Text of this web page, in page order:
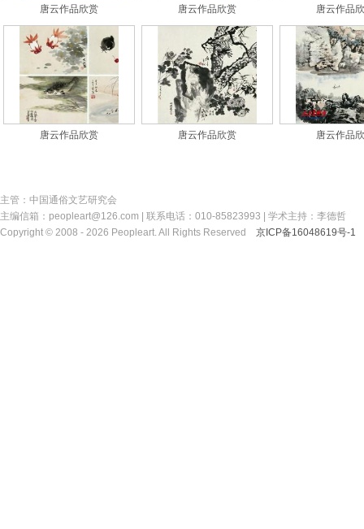
唐云作品欣赏 唐云作品欣赏 唐云作品
唐云作品欣赏 唐云作品欣赏 唐云作品
主管：中国通俗文艺研究会
主编信箱：peopleart@126.com | 联系电话：010-85823993 | 学术主持：李德哲
Copyright © 2008 - 2026 Peopleart. All Rights Reserved 京ICP备16048619号-1